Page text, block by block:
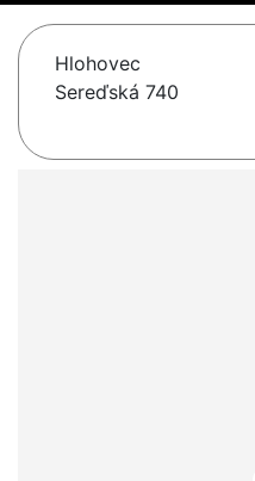
Hlohovec
Sereďská 740